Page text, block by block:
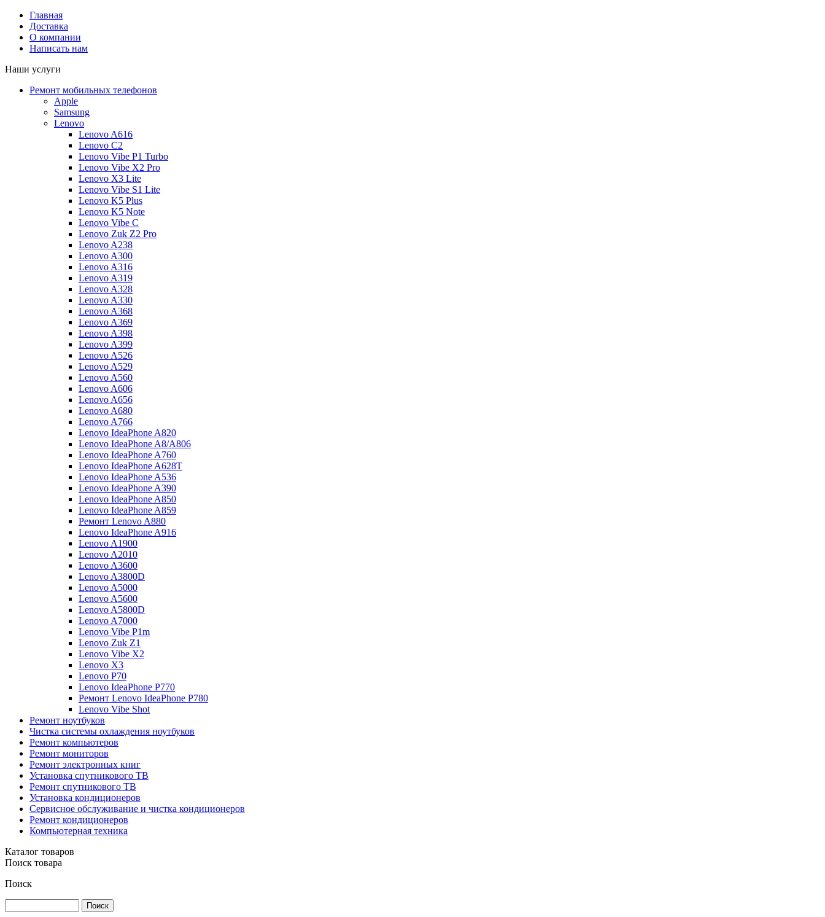
Главная
Доставка
О компании
Написать нам
Наши услуги
Ремонт мобильных телефонов
Apple
Samsung
Lenovo
Lenovo A616
Lenovo C2
Lenovo Vibe P1 Turbo
Lenovo Vibe X2 Pro
Lenovo X3 Lite
Lenovo Vibe S1 Lite
Lenovo K5 Plus
Lenovo K5 Note
Lenovo Vibe C
Lenovo Zuk Z2 Pro
Lenovo A238
Lenovo A300
Lenovo A316
Lenovo A319
Lenovo A328
Lenovo A330
Lenovo A368
Lenovo A369
Lenovo A398
Lenovo A399
Lenovo A526
Lenovo A529
Lenovo A560
Lenovo A606
Lenovo A656
Lenovo A680
Lenovo A766
Lenovo IdeaPhone A820
Lenovo IdeaPhone A8/A806
Lenovo IdeaPhone A760
Lenovo IdeaPhone A628T
Lenovo IdeaPhone A536
Lenovo IdeaPhone A390
Lenovo IdeaPhone A850
Lenovo IdeaPhone A859
Ремонт Lenovo A880
Lenovo IdeaPhone A916
Lenovo A1900
Lenovo A2010
Lenovo A3600
Lenovo A3800D
Lenovo A5000
Lenovo A5600
Lenovo A5800D
Lenovo A7000
Lenovo Vibe P1m
Lenovo Zuk Z1
Lenovo Vibe X2
Lenovo X3
Lenovo P70
Lenovo IdeaPhone P770
Ремонт Lenovo IdeaPhone P780
Lenovo Vibe Shot
Ремонт ноутбуков
Чистка системы охлаждения ноутбуков
Ремонт компьютеров
Ремонт мониторов
Ремонт электронных книг
Установка спутникового ТВ
Ремонт спутникового ТВ
Установка кондиционеров
Сервисное обслуживание и чистка кондиционеров
Ремонт кондиционеров
Компьютерная техника
Каталог товаров
Поиск товара
Поиск
IDEA ISR-36HR-A